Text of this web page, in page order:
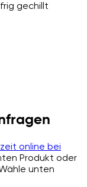
gechillt
online bei
Produkt oder
unten